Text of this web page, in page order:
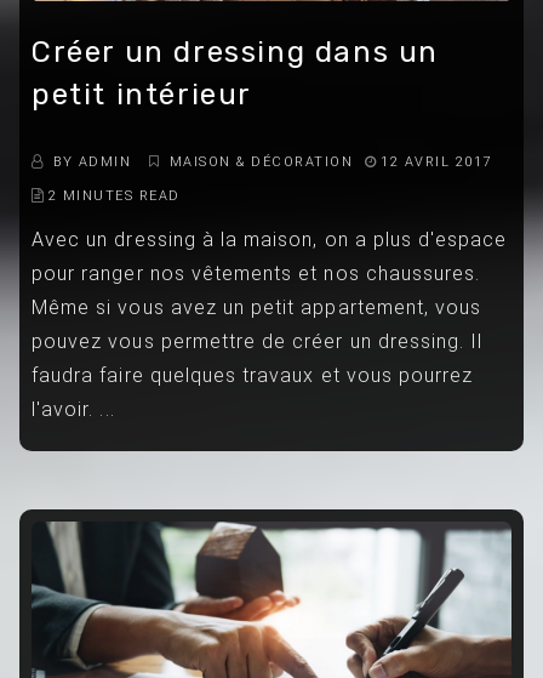
Créer un dressing dans un
petit intérieur
BY ADMIN MAISON & DÉCORATION 12 AVRIL 2017
2 MINUTES READ
Avec un dressing à la maison, on a plus d'espace
pour ranger nos vêtements et nos chaussures.
Même si vous avez un petit appartement, vous
pouvez vous permettre de créer un dressing. Il
faudra faire quelques travaux et vous pourrez
l'avoir. ...